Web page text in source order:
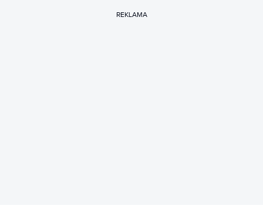
REKLAMA